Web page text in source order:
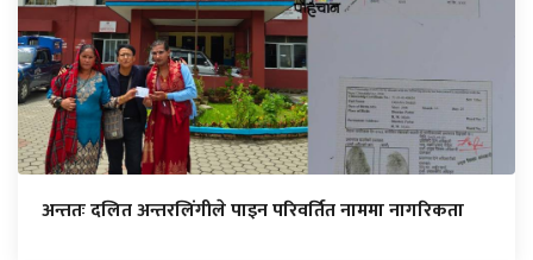
अन्ततः दलित अन्तरलिंगीले पाइन परिवर्तित नाममा नागरिकता